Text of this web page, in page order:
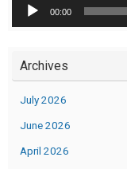
00:00
Archives
July 2026
June 2026
April 2026